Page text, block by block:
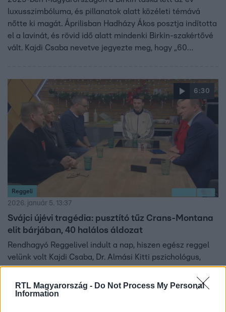
RTL Magyarország - Do Not Process My Personal
Information
luxusszimbóluma, és pillanatok alatt közéleti témává
nőtte ki magát. Áprilisban Hadházy Ákos posztja indította
el a lavinát, és rövid idő alatt mindenki Birkin-szakértővé
vált. Kajdi Csaba nevetve jegyezte meg, hogy „60
vágynak ilyen drága darabokra, hogy ezzel tűnjenek ki a
tömegből. Sváby András pedig azzal fűszerezte a
beszélgetést, hogy egy ilyen többtízmilliós táska inkább a
hülyeség fokmérője.
6:30
Reggeli
2026. január 5. 13:37
Svájci újévi tragédia: pusztító tűz Crans-Montana
elit bárjában, 40 halálos áldozat
Rendhagyó Reggelivel indult a nap, hiszen egész reggel
velünk volt Kajdi Csaba, Dr. Almási Kitti pszichológus,
Sváby András műsorvezető és Lil Frakk rapper. A
beszélgetésben együtt tekintettünk vissza a tavalyi év
legemlékezetesebb pillanataira, miközben már 2026 első,